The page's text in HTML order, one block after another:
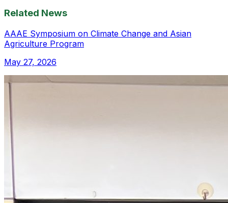
Related News
AAAE Symposium on Climate Change and Asian
Agriculture Program
May 27, 2026